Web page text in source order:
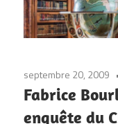
septembre 20, 2009
Fabrice
enquête du